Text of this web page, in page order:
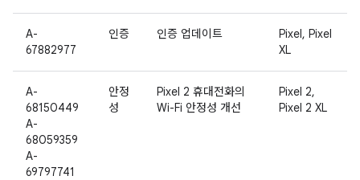
A-
67882977
인증 인증 업데이트
Pixel, Pixel
XL
A-
68150449
A-
68059359
A-
69797741
안정
성
Pixel 2 휴대전화의
Wi-Fi 안정성 개선
Pixel 2,
Pixel 2 XL